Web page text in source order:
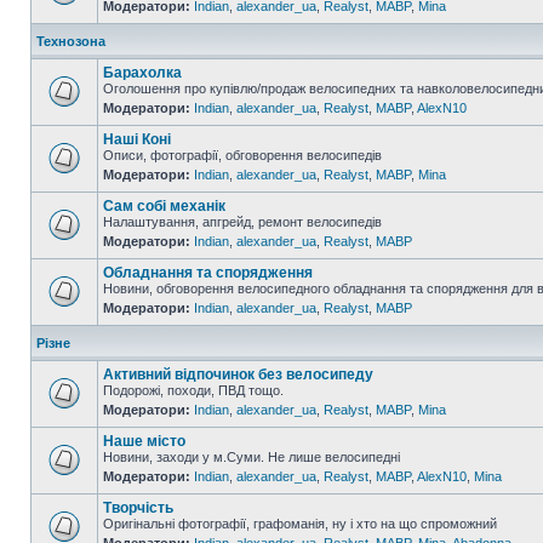
Модератори: Indian alexander_ua Realyst MABP, Mina
Технозона
Барахолка
Оголошення про купівлю/продаж велосипедних та
Модератори: Indian alexander_ua Realyst MABP, AlexN10
Наші Коні
Описи, фотографії, обговорення велосипедів
Модератори: Indian alexander_ua Realyst MABP, Mina
Сам собі механік
Налаштування, апгрейд, ремонт велосипедів
Модератори: Indian alexander_ua Realyst MABP
Обладнання та спорядження
Новини, обговорення велосипедного обладнання та спорядження для
Модератори: Indian alexander_ua Realyst MABP
Різне
Активний відпочинок без велосипеду
Подорожі, походи, ПВД тощо.
Модератори: Indian alexander_ua Realyst MABP, Mina
Наше місто
Новини, заходи у м.Суми. Не лише велосипедні
Модератори: Indian alexander_ua Realyst MABP, AlexN10 Mina
Творчість
Оригінальні фотографії, графоманія, ну і хто на що спроможний